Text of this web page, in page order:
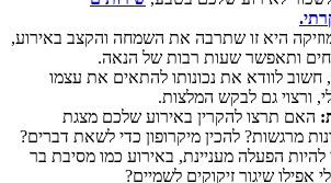
היא זו שתרבה את השמחה והקצב באירוע,
ותאפשר שעות רבות של הנאה.
חשוב לוודא את נכונותו להתאים את עצמו
ורצוי גם לבקש המלצות.
האם תרצו להקרין באירוע שלכם מצגת
מרגשות? להכין מיקרופון כדי לשאת דברים?
להיות הפעלה מעניינת, באירוע כמו מסיבת בר
אפילו שיגור זיקוקים לשמיים?